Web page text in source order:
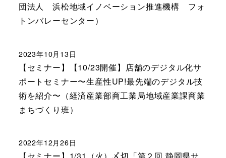
団法人 浜松地域イノベーション推進機構 フォ
トンバレーセンター）
【セミナー】【10/23開催】店舗のデジタル化サ
ポートセミナー〜生産性UP!最先端のデジタル技
術を紹介〜（経済産業部商工業局地域産業課商業
まちづくり班）
2023年10月13日
【セミナー】1/31（火）〆切「第２回 静岡県サ
2022年12月26日